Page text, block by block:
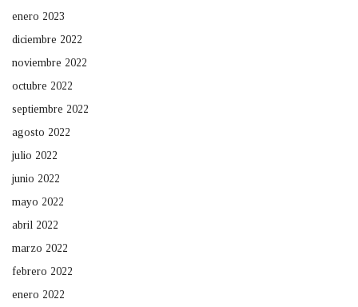
enero 2023
diciembre 2022
noviembre 2022
octubre 2022
septiembre 2022
agosto 2022
julio 2022
junio 2022
mayo 2022
abril 2022
marzo 2022
febrero 2022
enero 2022